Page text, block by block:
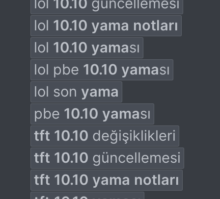
lol 10.10 yama notları
lol 10.10 yaması
lol pbe 10.10 yaması
lol son yama
pbe 10.10 yaması
tft 10.10 değişiklikleri
tft 10.10 güncellemesi
tft 10.10 yama notları